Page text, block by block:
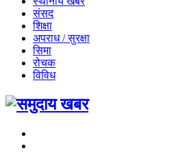
संसद
शिक्षा
अपराध / सुरक्षा
सिमा
रोचक
विविध